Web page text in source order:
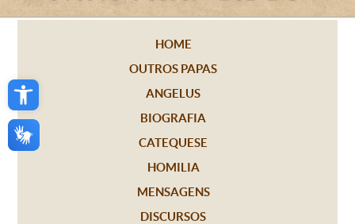
Open toolbar
HOME
OUTROS PAPAS
ANGELUS
BIOGRAFIA
CATEQUESE
HOMILIA
MENSAGENS
DISCURSOS